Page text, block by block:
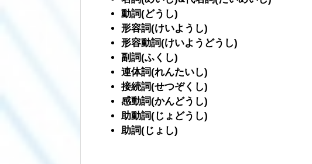
動詞(どうし)
形容詞(けいようし)
形容動詞(けいようどうし)
副詞(ふくし)
連体詞(れんたいし)
接続詞(せつぞくし)
感動詞(かんどうし)
助動詞(じょどうし)
助詞(じょし)